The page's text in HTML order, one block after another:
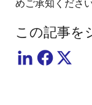
めご承知ください
この記事を